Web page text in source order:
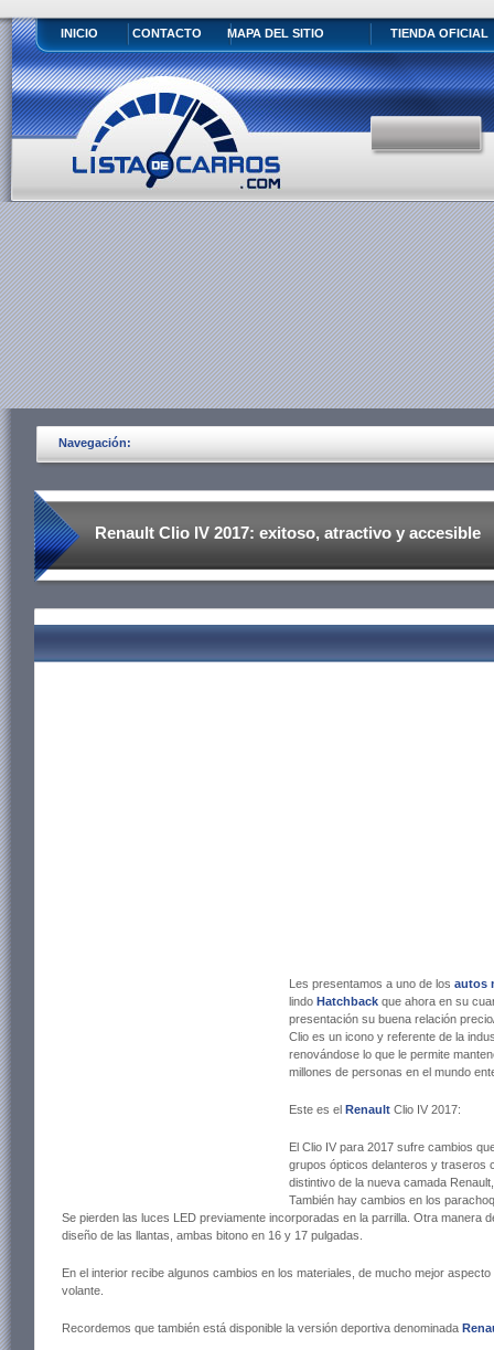
INICIO CONTACTO MAPA DEL SITIO TIENDA OFICIAL
Navegación:
Renault Clio IV 2017: exitoso, atractivo y accesible
Les presentamos a uno de los autos
lindo Hatchback que ahora en su
presentación su buena relación
Clio es un icono y referente de la
renovándose lo que le permite
millones de personas en el mundo
Este es el Renault Clio IV 2017:
El Clio IV para 2017 sufre cambios
grupos ópticos delanteros y traseros
distintivo de la nueva camada
También hay cambios en los
Se pierden las luces LED previamente incorporadas en la parrilla. Otra manera
diseño de las llantas, ambas bitono en 16 y 17 pulgadas.
En el interior recibe algunos cambios en los materiales, de mucho mejor
volante.
Recordemos que también está disponible la versión deportiva denominada